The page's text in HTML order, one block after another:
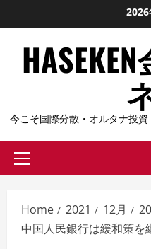
to
content
2026
今こそ国際分散・オルタナ
Primary
Home 2021 12月
20
中国人民銀行は緩和策を